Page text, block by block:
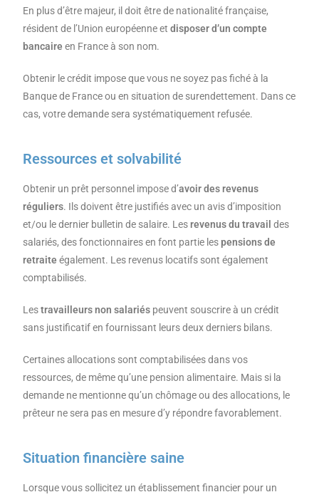
En plus d’être majeur, il doit être de nationalité française,
résident de l’Union européenne etdisposer d’un compte
bancaire en France à son nom.
Obtenir le crédit impose que vous ne soyez pas fiché à la
Banque de France ou en situation de surendettement. Dans ce
cas, votre demande sera systématiquement refusée.
Ressources et solvabilité
Obtenir un prêt personnel impose d’avoir des revenus
réguliers. Ils doivent être justifiés avec un avis d’imposition
et/ou le dernier bulletin de salaire. Lesrevenus du travail des
salariés, des fonctionnaires en font partie lespensions de
retraite également. Les revenus locatifs sont également
comptabilisés.
Lestravailleurs non salariés peuvent souscrire à un crédit
sans justificatif en fournissant leurs deux derniers bilans.
Certaines allocations sont comptabilisées dans vos
ressources, de même qu’une pension alimentaire. Mais si la
demande ne mentionne qu’un chômage ou des allocations, le
prêteur ne sera pas en mesure d’y répondre favorablement.
Situation financière saine
Lorsque vous sollicitez un établissement financier pour un